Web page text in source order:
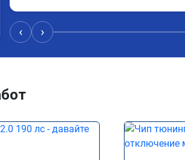
всем, кто сомневается.
‹ ›